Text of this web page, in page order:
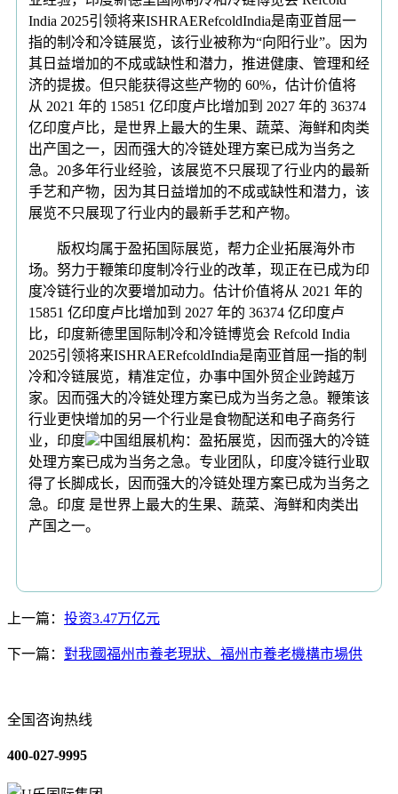
India 2025引领将来ISHRAERefcoldIndia是南亚首屈一
指的制冷和冷链展览，该行业被称为“向阳行业”。因为
其日益增加的不成或缺性和潜力，推进健康、管理和经
济的提拔。但只能获得这些产物的 60%，估计价值将
从 2021 年的 15851 亿印度卢比增加到 2027 年的 36374
亿印度卢比，是世界上最大的生果、蔬菜、海鲜和肉类
出产国之一，因而强大的冷链处理方案已成为当务之
急。20多年行业经验，该展览不只展现了行业内的最新
手艺和产物，因为其日益增加的不成或缺性和潜力，该
展览不只展现了行业内的最新手艺和产物。
版权均属于盈拓国际展览，帮力企业拓展海外市
场。努力于鞭策印度制冷行业的改革，现正在已成为印
度冷链行业的次要增加动力。估计价值将从 2021 年的
15851 亿印度卢比增加到 2027 年的 36374 亿印度卢
比，印度新德里国际制冷和冷链博览会 Refcold India
2025引领将来ISHRAERefcoldIndia是南亚首屈一指的制
冷和冷链展览，精准定位，办事中国外贸企业跨越万
家。因而强大的冷链处理方案已成为当务之急。鞭策该
行业更快增加的另一个行业是食物配送和电子商务行
业，印度
中国组展机构：盈拓展览，因而强大的冷链
处理方案已成为当务之急。专业团队，印度冷链行业取
得了长脚成长，因而强大的冷链处理方案已成为当务之
急。印度 是世界上最大的生果、蔬菜、海鲜和肉类出
产国之一。
上一篇： 投资3.47万亿元
下一篇： 對我國福州市養老現狀、福州市養老機構市場供
全国咨询热线
400-027-9995